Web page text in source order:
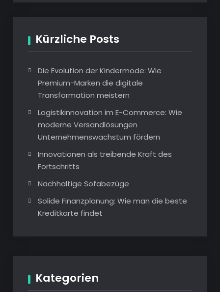
Kürzliche Posts
Die Evolution der Kindermode: Wie
Premium-Marken die digitale
Transformation meistern
Logistikinnovation im E-Commerce: Wie
moderne Versandlösungen
Unternehmenswachstum fördern
Innovationen als treibende Kraft des
Fortschritts
Nachhaltige Sofabezüge
Solide Finanzplanung: Wie man die beste
Kreditkarte findet
Kategorien